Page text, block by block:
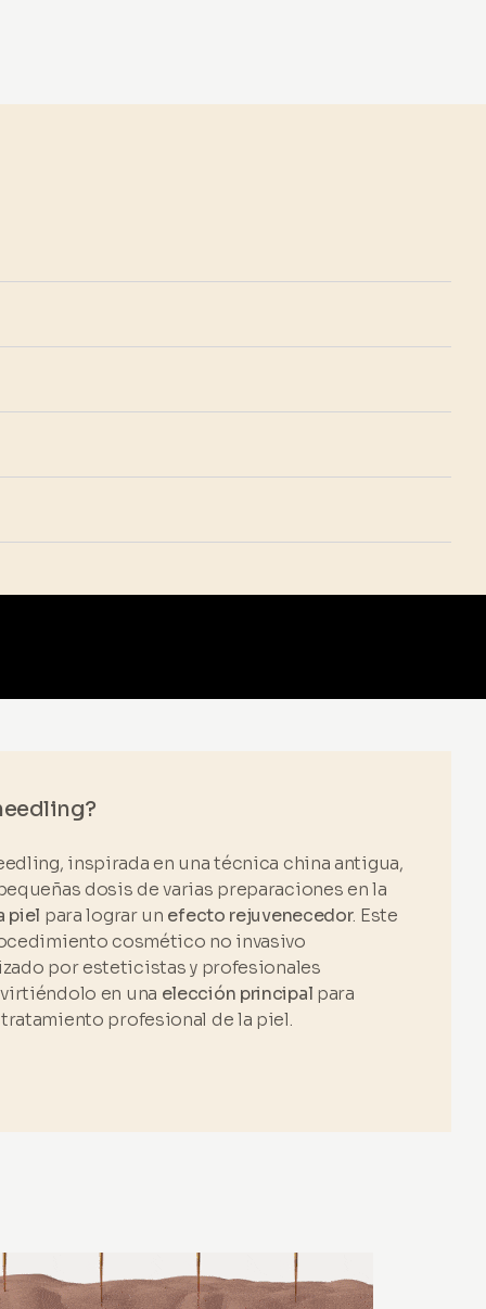
inspirada en una técnica china antigua,
dosis de varias preparaciones en la
piel para lograr un efecto rejuvenecedor. Este
cosmético no invasivo
por esteticistas y profesionales
en una elección principal para
profesional de la piel.